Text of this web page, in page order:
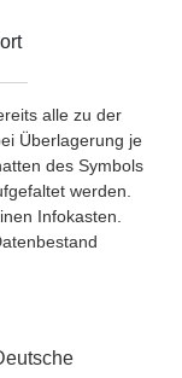
alle zu der
Überlagerung je
des Symbols
werden.
Infokasten.